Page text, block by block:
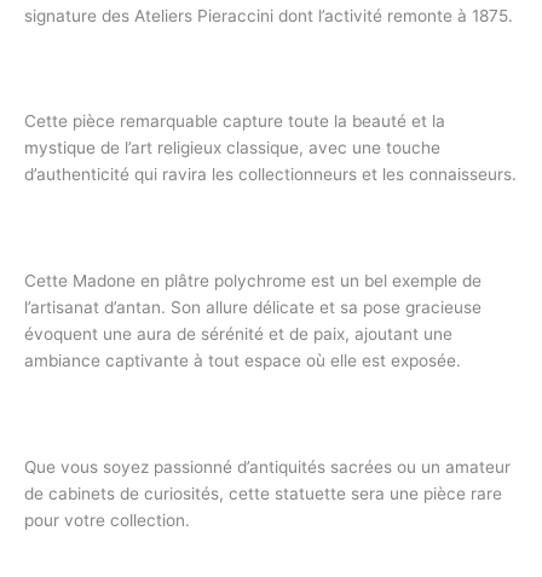
signature des Ateliers Pieraccini dont l’activité remonte à 1875.
Cette pièce remarquable capture toute la beauté et la
mystique de l’art religieux classique, avec une touche
d’authenticité qui ravira les collectionneurs et les connaisseurs.
Cette Madone en plâtre polychrome est un bel exemple de
l’artisanat d’antan. Son allure délicate et sa pose gracieuse
évoquent une aura de sérénité et de paix, ajoutant une
ambiance captivante à tout espace où elle est exposée.
Que vous soyez passionné d’antiquités sacrées ou un amateur
de cabinets de curiosités, cette statuette sera une pièce rare
pour votre collection.